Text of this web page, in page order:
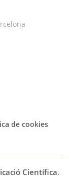
de cookies
Científica.